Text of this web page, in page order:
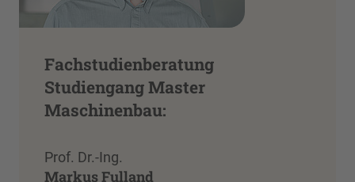
Fachstudienberatung
Studiengang Master
Maschinenbau:
Prof. Dr.-Ing.
Markus Fulland